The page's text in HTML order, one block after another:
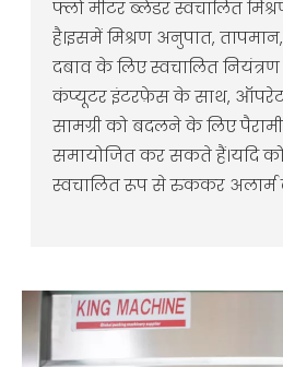
फ्लो मीटर ब्लेंडर स्वचालित
है।इसमें मिश्रण अनुपात,
दबाव के लिए स्वचालित नियंत्रण
कंप्यूटर इंटरफ़ेस के साथ,
सामग्री को बदलने के लिए
समायोजित कर सकते हैं।यदि
स्वचालित रूप से रुककर अलार्म